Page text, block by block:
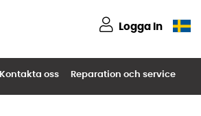
Logga in
Kontakta oss Reparation och service